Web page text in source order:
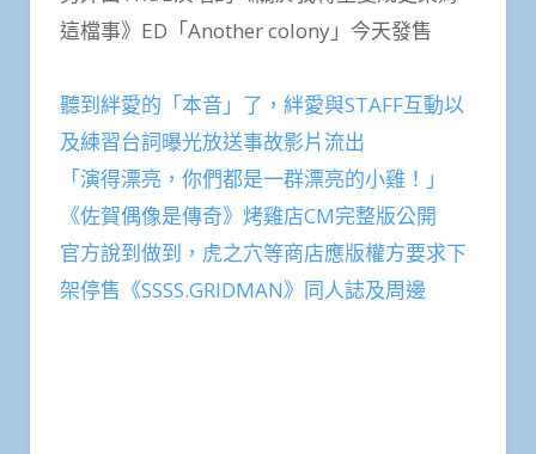
這檔事》ED「Another colony」今天發售
聽到絆愛的「本音」了，絆愛與STAFF互動以
及練習台詞曝光放送事故影片流出
「演得漂亮，你們都是一群漂亮的小雞！」
《佐賀偶像是傳奇》烤雞店CM完整版公開
官方說到做到，虎之穴等商店應版權方要求下
架停售《SSSS.GRIDMAN》同人誌及周邊